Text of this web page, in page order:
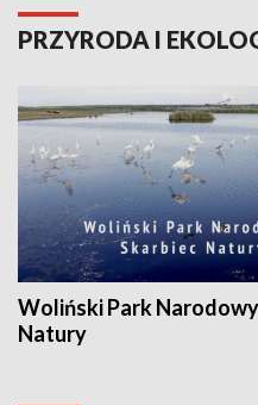
PRZYRODA I
Woliński Park
Natury